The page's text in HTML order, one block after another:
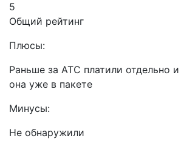
5
Общий рейтинг
Плюсы:
Раньше за АТС платили отдельно
она уже в пакете
Минусы:
Не обнаружили